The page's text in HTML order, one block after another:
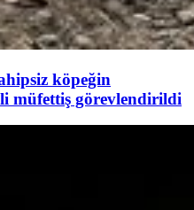
köpeğin
müfettiş görevlendirildi